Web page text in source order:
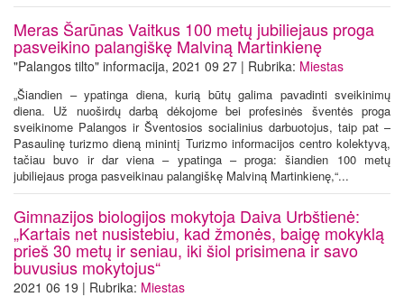
Meras Šarūnas Vaitkus 100 metų jubiliejaus proga
pasveikino palangiškę Malviną Martinkienę
"Palangos tilto" informacija, 2021 09 27 | Rubrika: Miestas
„Šiandien – ypatinga diena, kurią būtų galima pavadinti sveikinimų
diena. Už nuoširdų darbą dėkojome bei profesinės šventės proga
sveikinome Palangos ir Šventosios socialinius darbuotojus, taip pat –
Pasaulinę turizmo dieną minintį Turizmo informacijos centro kolektyvą,
tačiau buvo ir dar viena – ypatinga – proga: šiandien 100 metų
jubiliejaus proga pasveikinau palangiškę Malviną Martinkienę,“...
Gimnazijos biologijos mokytoja Daiva Urbštienė:
„Kartais net nusistebiu, kad žmonės, baigę mokyklą
prieš 30 metų ir seniau, iki šiol prisimena ir savo
buvusius mokytojus“
2021 06 19 | Rubrika: Miestas